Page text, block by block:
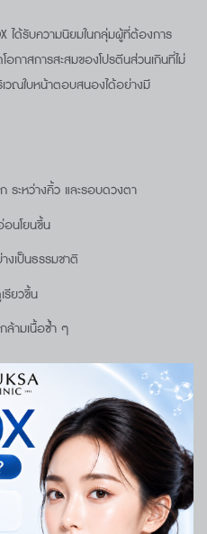
ได้รับความนิยมในกลุ่มผู้ที่ต้องการ
าสการสะสมของโปรตีนส่วนเกินที่ไม่
เวณใบหน้าตอบสนองได้อย่างมี
ระหว่างคิ้ว และรอบดวงตา
อนโยนขึ้น
งเป็นธรรมชาติ
รียวขึ้น
ล้ามเนื้อซ้ำ ๆ